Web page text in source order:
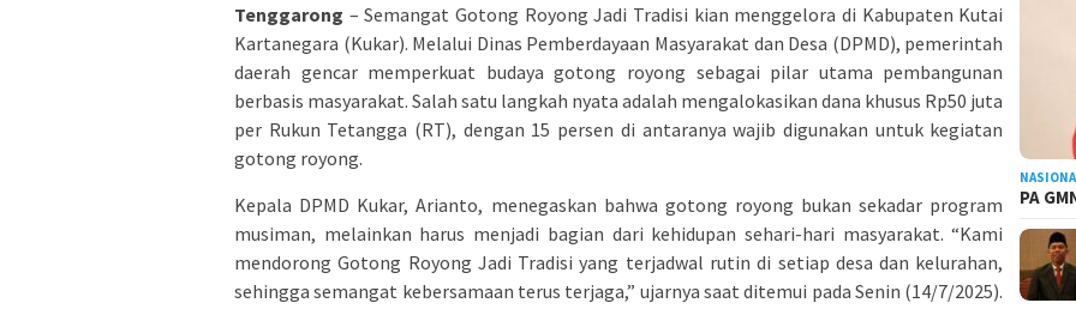
Tenggarong – Semangat Gotong Royong Jadi Tradisi kian menggelora di Kabupaten Kutai
Kartanegara (Kukar). Melalui Dinas Pemberdayaan Masyarakat dan Desa (DPMD), pemerintah
daerah gencar memperkuat budaya gotong royong sebagai pilar utama pembangunan
berbasis masyarakat. Salah satu langkah nyata adalah mengalokasikan dana khusus Rp50 juta
per Rukun Tetangga (RT), dengan 15 persen di antaranya wajib digunakan untuk kegiatan
gotong royong.
Kepala DPMD Kukar, Arianto, menegaskan bahwa gotong royong bukan sekadar program
musiman, melainkan harus menjadi bagian dari kehidupan sehari-hari masyarakat. “Kami
mendorong Gotong Royong Jadi Tradisi yang terjadwal rutin di setiap desa dan kelurahan,
sehingga semangat kebersamaan terus terjaga,” ujarnya saat ditemui pada Senin (14/7/2025).
PA